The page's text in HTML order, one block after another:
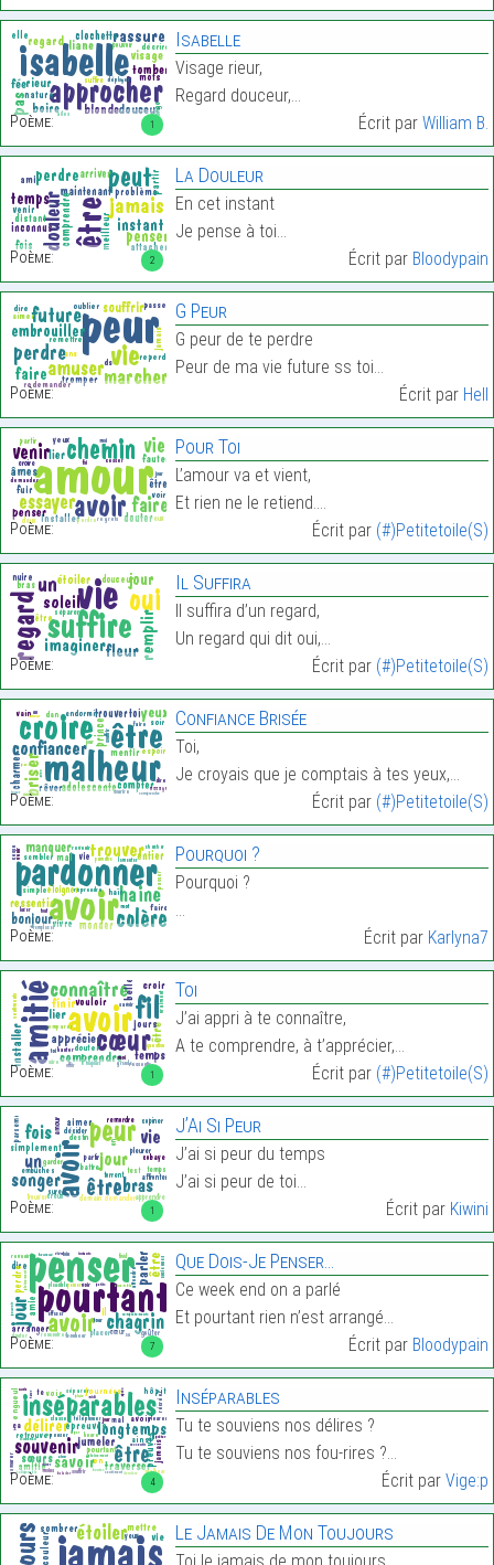
1
Poème:
Isabelle
Visage rieur,
Regard douceur,…
Écrit par William B.
2
Poème:
La Douleur
En cet instant
Je pense à toi…
Écrit par Bloodypain
Poème:
G Peur
G peur de te perdre
Peur de ma vie future ss toi…
Écrit par Hell
Poème:
Pour Toi
L’amour va et vient,
Et rien ne le retiend.…
Écrit par (#)Petitetoile(S)
Poème:
Il Suffira
Il suffira d’un regard,
Un regard qui dit oui,…
Écrit par (#)Petitetoile(S)
Poème:
Confiance Brisée
Toi,
Je croyais que je comptais à tes yeux,…
Écrit par (#)Petitetoile(S)
Poème:
Pourquoi ?
Pourquoi ?
…
Écrit par Karlyna7
1
Poème:
Toi
J’ai appri à te connaître,
A te comprendre, à t’apprécier,…
Écrit par (#)Petitetoile(S)
1
Poème:
J’Ai Si Peur
J’ai si peur du temps
J’ai si peur de toi…
Écrit par Kiwini
7
Poème:
Que Dois-Je Penser…
Ce week end on a parlé
Et pourtant rien n’est arrangé…
Écrit par Bloodypain
4
Poème:
Inséparables
Tu te souviens nos délires ?
Tu te souviens nos fou-rires ?…
Écrit par Vige:p
Le Jamais De Mon Toujours